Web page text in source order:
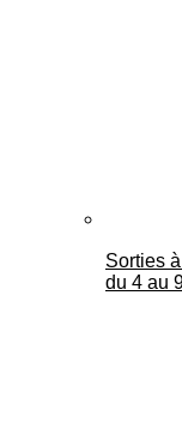
Sorties
du 4 au